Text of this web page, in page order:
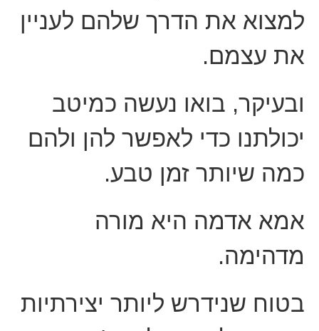
למצוא את הדרך שלהם לעניין
את עצמם.
ובעיקר, בואו נעשה כמיטב
יכולתנו כדי לאפשר להן ולהם
כמה שיותר זמן טבע.
אמא אדמה היא מורה
מדהימה.
בטוח שנידרש ליותר יצירתיות